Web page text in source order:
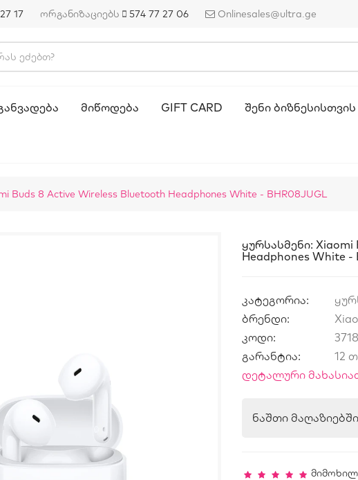
17 ორგანიზაციებს 574 77 27 06 Onlinesales@ultra.ge
ᲛᲘᲬᲝᲓᲔᲑᲐ GIFT CARD ᲨᲔᲜᲘ ᲑᲘᲖᲜᲔᲡᲘᲡᲗᲕᲘᲡ
Buds 8 Active Wireless Bluetooth Headphones White - BHR08JUGL
Ყურსასმენი: Xiaomi
Headphones White -
კატეგორია:
ბრენდი:
კოდი:
გარანტია:
12
დეტალური
ნაშთი